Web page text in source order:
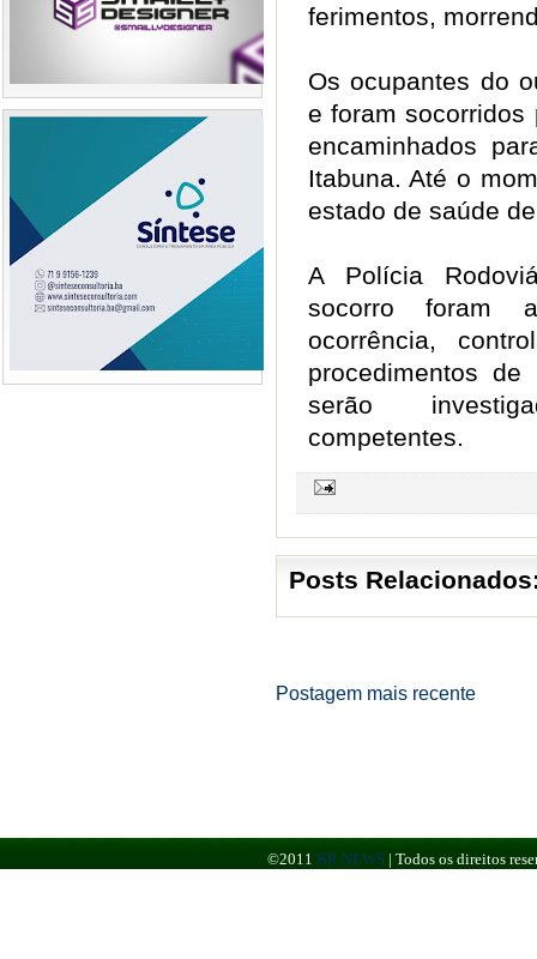
ferimentos,
Os ocupantes do
e foram socorridos
encaminhados
Itabuna. Até o
estado de saúde
A Polícia
socorro foram
ocorrência,
procedimentos
serão
competentes.
Posts
Postagem mais recente
©2011 BR NEWS | Todos os direitos